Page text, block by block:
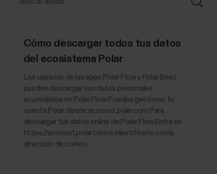
Cómo descargar todos tus datos
del ecosistema Polar
Los usuarios de las apps Polar Flow y Polar Beat
pueden descargar sus datos personales
acumulados en Polar Flow. Puedes gestionar tu
cuenta Polar desde account.polar.com.Para
descargar tus datos online de Polar Flow:Entra en
https://account.polar.com e identifícate con la
dirección de correo...